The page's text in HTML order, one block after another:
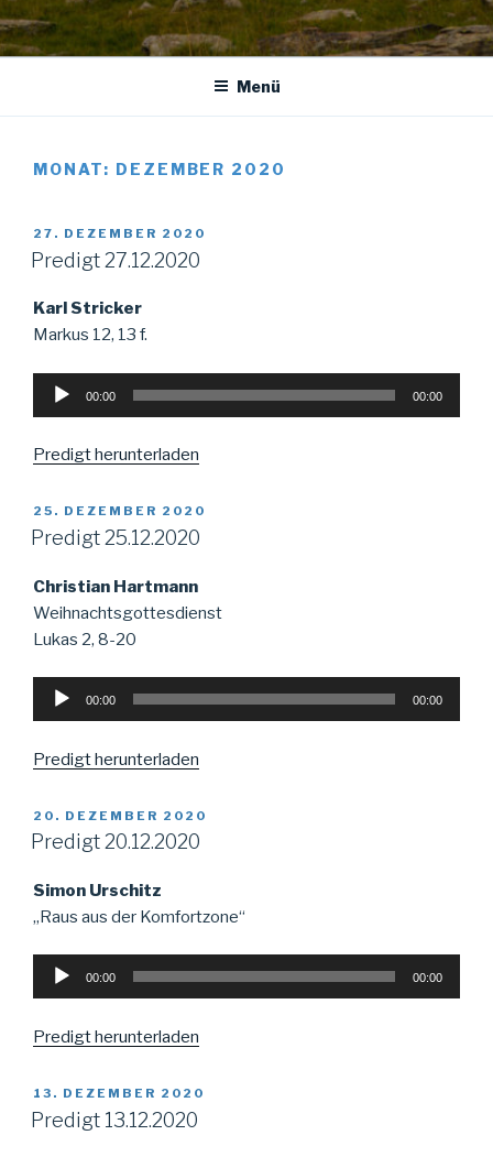
Menü
MONAT: DEZEMBER 2020
VERÖFFENTLICHT
AM
27. DEZEMBER 2020
Predigt 27.12.2020
Karl Stricker
Markus 12, 13 f.
Audio-
00:00 00:00
Predigt herunterladen
VERÖFFENTLICHT
AM
25. DEZEMBER 2020
Predigt 25.12.2020
Christian Hartmann
Weihnachtsgottesdienst
Lukas 2, 8-20
Audio-
00:00 00:00
Predigt herunterladen
VERÖFFENTLICHT
AM
20. DEZEMBER 2020
Predigt 20.12.2020
Simon Urschitz
„Raus aus der Komfortzone“
Audio-
00:00 00:00
Predigt herunterladen
VERÖFFENTLICHT
AM
13. DEZEMBER 2020
Predigt 13.12.2020